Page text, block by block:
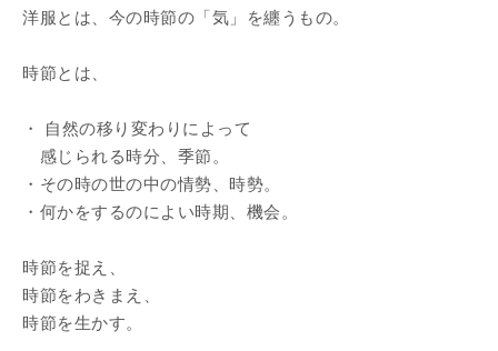
洋服とは、今の時節の「気」を纏うもの。
時節とは、
・ 自然の移り変わりによって
感じられる時分、季節。
・その時の世の中の情勢、時勢。
・何かをするのによい時期、機会。
時節を捉え、
時節をわきまえ、
時節を生かす。